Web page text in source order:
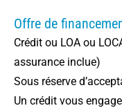
Offre de
Crédit ou LOA ou
assurance inclue)
Sous réserve
Un crédit vous